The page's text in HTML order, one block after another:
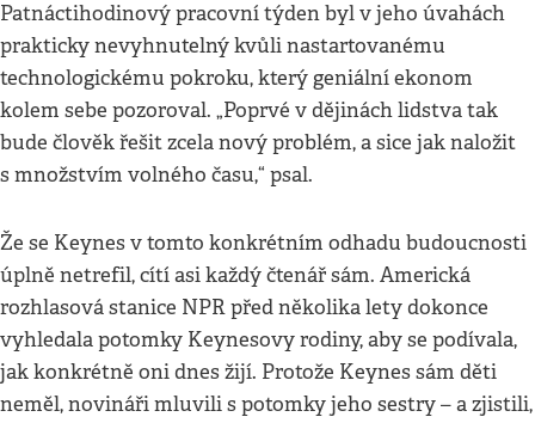
Patnáctihodinový pracovní týden byl v jeho úvahách
prakticky nevyhnutelný kvůli nastartovanému
technologickému pokroku, který geniální ekonom
kolem sebe pozoroval. „Poprvé v dějinách lidstva tak
bude člověk řešit zcela nový problém, a sice jak naložit
s množstvím volného času,“ psal.
Že se Keynes v tomto konkrétním odhadu budoucnosti
úplně netrefil, cítí asi každý čtenář sám. Americká
rozhlasová stanice NPR před několika lety dokonce
vyhledala potomky Keynesovy rodiny, aby se podívala,
jak konkrétně oni dnes žijí. Protože Keynes sám děti
neměl, novináři mluvili s potomky jeho sestry – a zjistili,